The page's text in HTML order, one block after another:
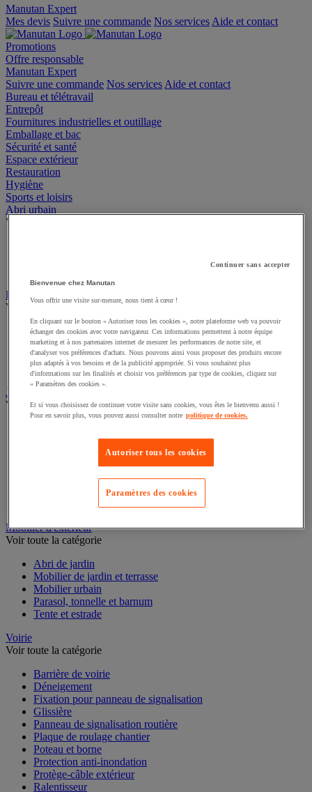
Manutan Expert
offre reconditionnée
Mes devis Suivre une commande Nos services
Promotions
Offre responsable
Manutan Expert
Suivre une commande
Bureau et télétravail
Entrepôt
Fournitures industrielles et outillage
Emballage et bac
Sécurité et santé
Espace extérieur
Restauration
Hygiène
Sports et loisirs
Abri urbain
Abri polyvalent toile
Drapeau
Voir toute la catégorie
Drapeau officiel
Drapeau publicitaire
Manche à air
Mât
Jardin
Voir toute la catégorie
Grillage, canisse et palissade
Jardinière et potager
Outillage à main de jardin
Outillage motorisé de jardin
Mobilier d'extérieur
Abri de jardin
Mobilier de jardin et terrasse
Mobilier urbain
Parasol, tonnelle et barnum
Voirie
Barrière de voirie
Déneigement
Fixation pour panneau de signalisation
Glissière
Panneau de signalisation routière
Plaque de roulage chantier
Poteau et borne
Protection anti-inondation
Protège-câble extérieur
Continuer sans accepter
Bienvenue chez Manutan
Vous offrir une visite sur-mesure, nous tient à cœur !
En cliquant sur le bouton « Autoriser tous les cookies », notre plateforme web va pouvoir
échanger des cookies avec votre navigateur. Ces informations permettent à notre équipe
marketing et à nos partenaires internet de mesurer les performances de notre site, et
d'analyser vos préférences d'achats. Nous pouvons ainsi vous proposer des produits encore
plus adaptés à vos besoins et de la publicité appropriée. Si vous souhaitez plus
d'informations sur les finalités et choisir vos préférences par type de cookies, cliquez sur
« Paramètres des cookies ».
Et si vous choisissez de continuer votre visite sans cookies, vous êtes le bienvenu aussi !
Pour en savoir plus, vous pouvez aussi consulter notre politique de cookies.
Autoriser tous les cookies
Paramètres des cookies